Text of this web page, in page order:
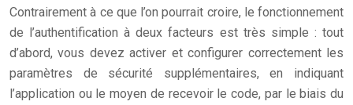
Contrairement à ce que l’on pourrait croire, le fonctionnement
de l’authentification à deux facteurs est très simple : tout
d’abord, vous devez activer et configurer correctement les
paramètres de sécurité supplémentaires, en indiquant
l’application ou le moyen de recevoir le code, par le biais du